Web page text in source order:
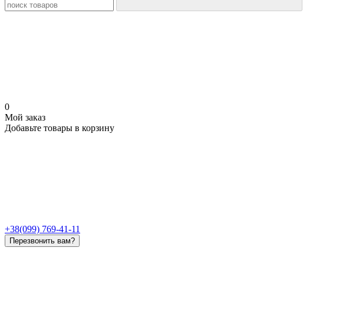
0
Мой заказ
Добавьте товары в корзину
+38(099) 769-41-11
Перезвонить вам?